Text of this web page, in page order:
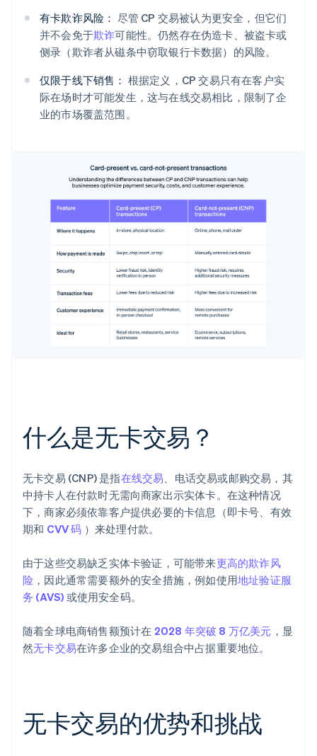
有卡欺诈风险： 尽管 CP 交易被认为更安全，但它们
并不会免于欺诈可能性。仍然存在伪造卡、被盗卡或
侧录（欺诈者从磁条中窃取银行卡数据）的风险。
仅限于线下销售： 根据定义，CP 交易只有在客户实
际在场时才可能发生，这与在线交易相比，限制了企
业的市场覆盖范围。
什么是无卡交易？
无卡交易 (CNP) 是指在线交易、电话交易或邮购交易，其
中持卡人在付款时无需向商家出示实体卡。在这种情况
下，商家必须依靠客户提供必要的卡信息（即卡号、有效
期和 CVV 码 ）来处理付款。
由于这些交易缺乏实体卡验证，可能带来更高的欺诈风
险 ，因此通常需要额外的安全措施，例如使用地址验证服
务 (AVS) 或使用安全码。
随着全球电商销售额预计在 2028 年突破 8 万亿美元 ，显
然无卡交易在许多企业的交易组合中占据重要地位。
无卡交易的优势和挑战